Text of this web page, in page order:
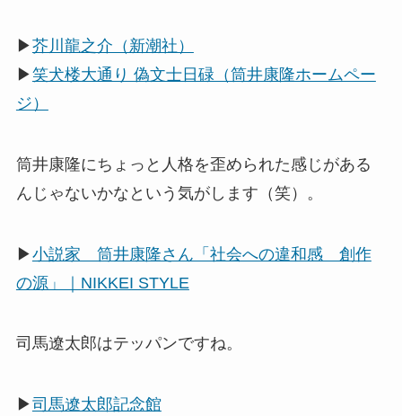
▶芥川龍之介（新潮社）
▶笑犬楼大通り 偽文士日碌（筒井康隆ホームペー
ジ）
筒井康隆にちょっと人格を歪められた感じがある
んじゃないかなという気がします（笑）。
▶小説家 筒井康隆さん「社会への違和感 創作
の源」｜NIKKEI STYLE
司馬遼太郎はテッパンですね。
▶司馬遼太郎記念館